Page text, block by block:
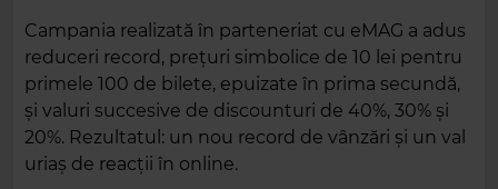
Campania realizată în parteneriat cu eMAG a adus
reduceri record, prețuri simbolice de 10 lei pentru
primele 100 de bilete, epuizate în prima secundă,
și valuri succesive de discounturi de 40%, 30% și
20%. Rezultatul: un nou record de vânzări și un val
uriaș de reacții în online.